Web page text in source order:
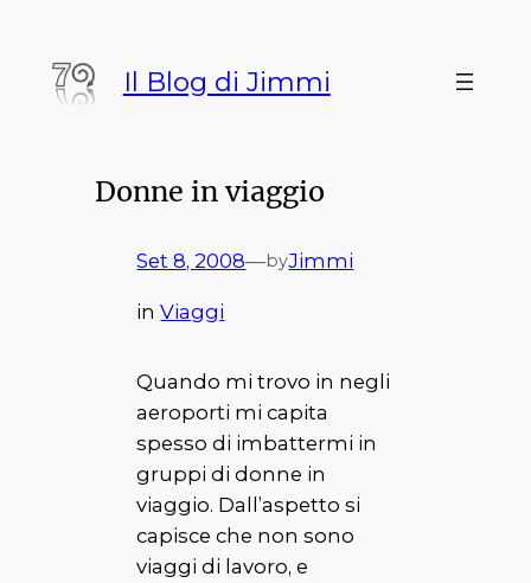
contenuto
Il Blog di Jimmi
Donne in viaggio
Set 8, 2008—byJimmi
inViaggi
Quando mi trovo in negli
aeroporti mi capita
spesso di imbattermi in
gruppi di donne in
viaggio. Dall’aspetto si
capisce che non sono
viaggi di lavoro, e